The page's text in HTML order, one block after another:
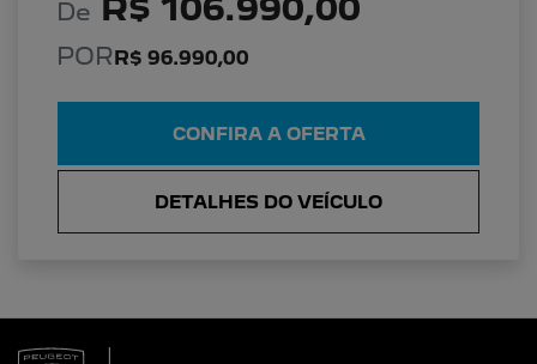
De R$ 106.990,00
PORR$ 96.990,00
CONFIRA A OFERTA
DETALHES DO VEÍCULO